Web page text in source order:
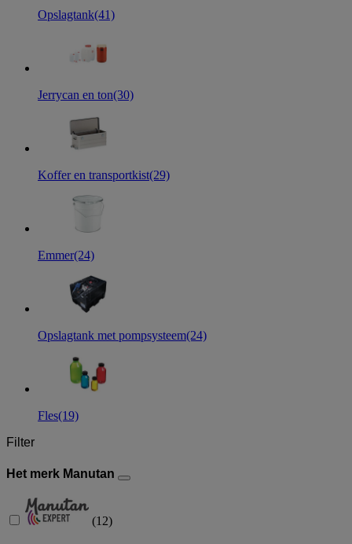
Opslagtank(41)
Jerrycan en ton(30)
Koffer en transportkist(29)
Emmer(24)
Opslagtank met pompsysteem(24)
Fles(19)
Filter
Het merk Manutan
(12)